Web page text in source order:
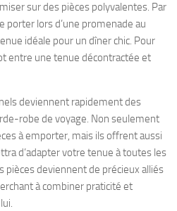
sur des pièces polyvalentes. Par
porter lors d’une promenade au
idéale pour un dîner chic. Pour
entre une tenue décontractée et
deviennent rapidement des
robe de voyage. Non seulement
à emporter, mais ils offrent aussi
d’adapter votre tenue à toutes les
pièces deviennent de précieux alliés
à combiner praticité et